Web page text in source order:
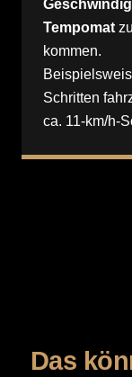
Tempomat
kommen.
Schritten
ca. 11-km/h-
Das